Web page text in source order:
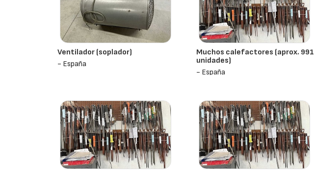
Ventilador (soplador)
- España
Muchos calefactores (aprox. 991
unidades)
- España